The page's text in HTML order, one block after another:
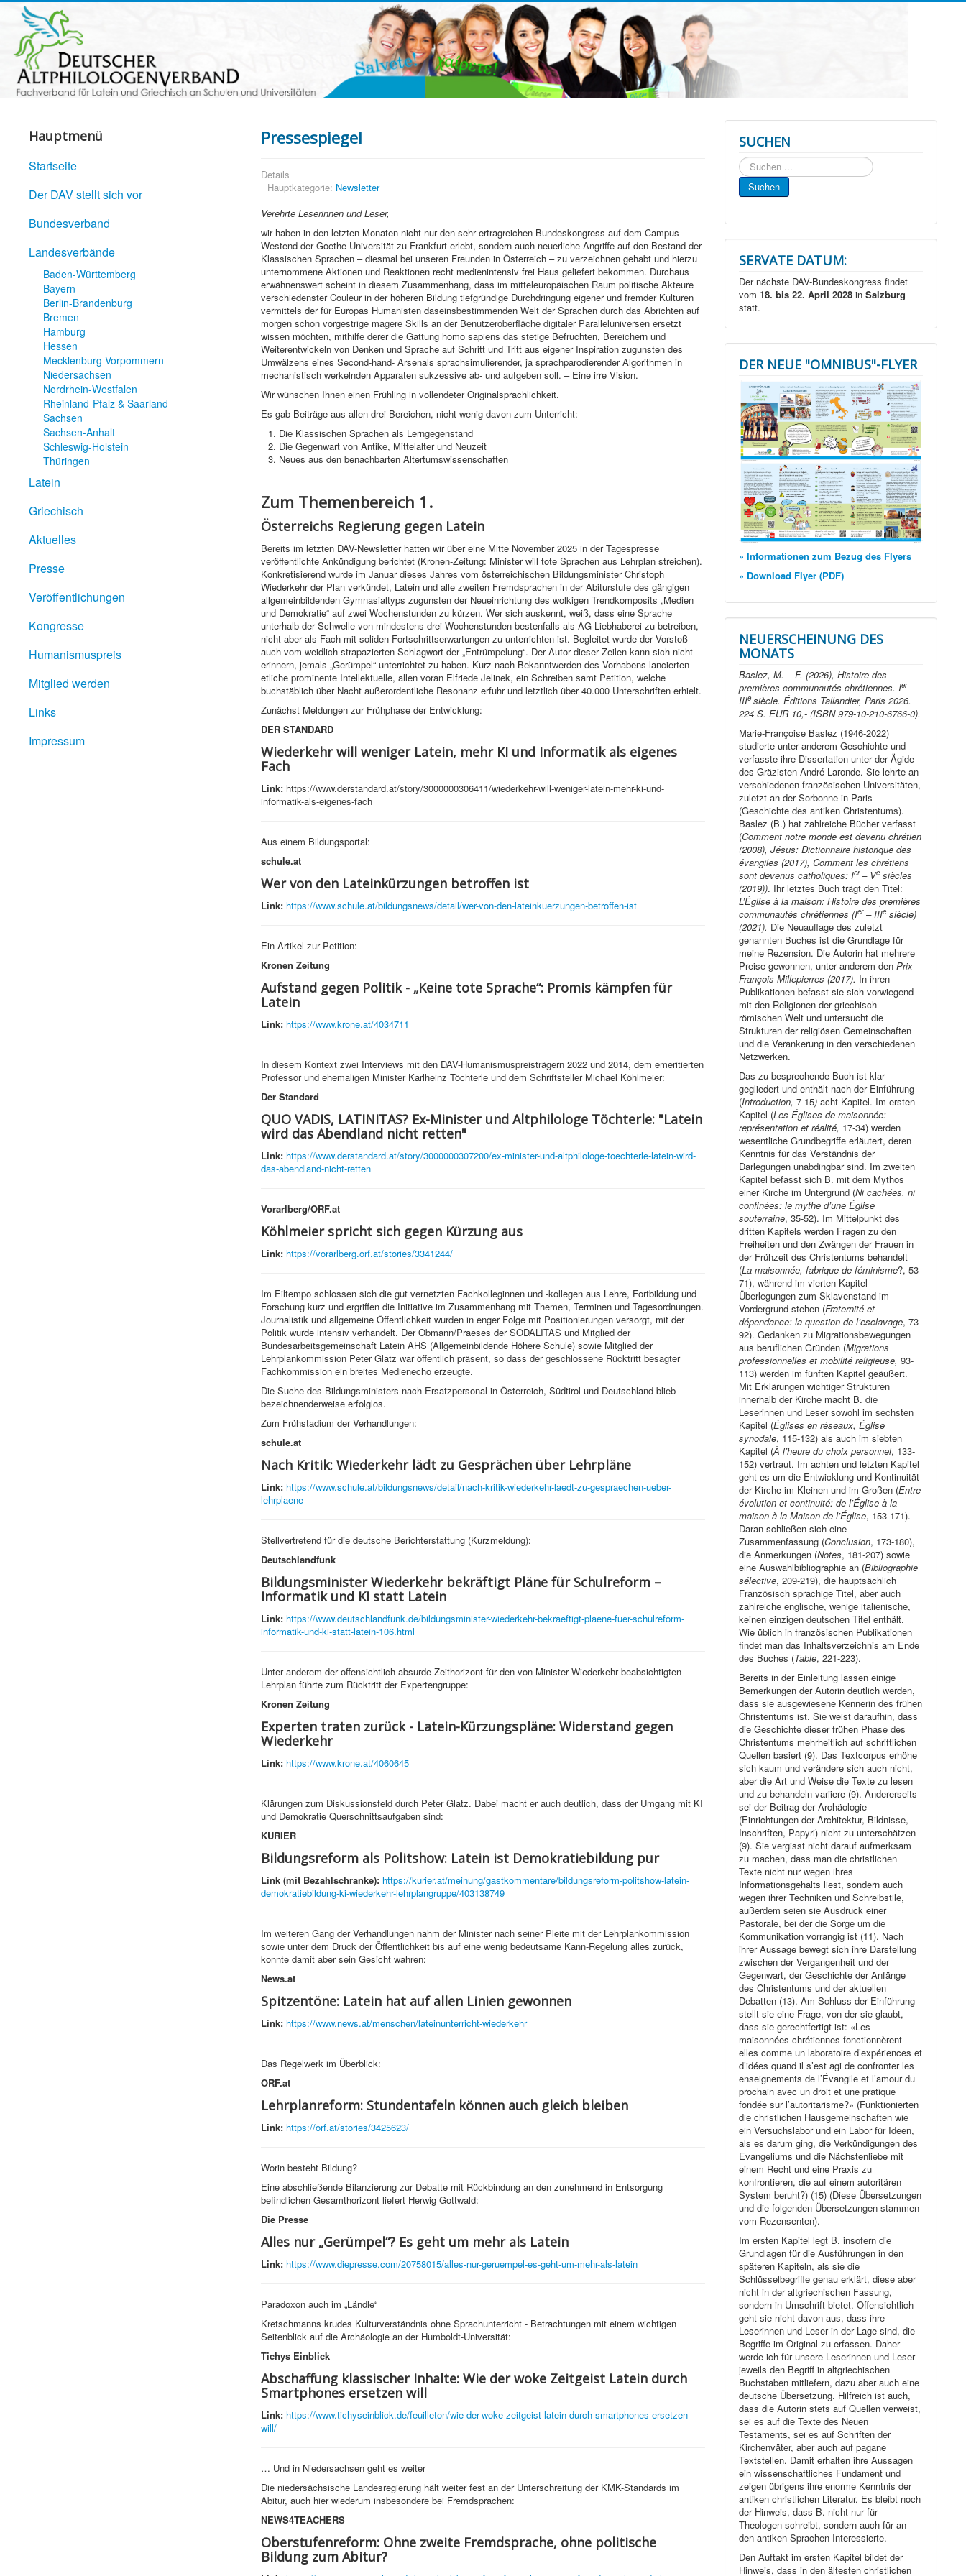
Hauptmenü
Startseite
Der DAV stellt sich vor
Bundesverband
Landesverbände
Baden-Württemberg
Bayern
Berlin-Brandenburg
Bremen
Hamburg
Hessen
Mecklenburg-Vorpommern
Niedersachsen
Nordrhein-Westfalen
Rheinland-Pfalz & Saarland
Sachsen
Sachsen-Anhalt
Schleswig-Holstein
Thüringen
Latein
Griechisch
Aktuelles
Presse
Veröffentlichungen
Kongresse
Humanismuspreis
Mitglied werden
Links
Impressum
Pressespiegel
Details
Hauptkategorie: Newsletter
Verehrte Leserinnen und Leser,
wir haben in den letzten Monaten nicht nur den sehr ertragreichen Bundeskongress auf dem Campus
Westend der Goethe-Universität zu Frankfurt erlebt, sondern auch neuerliche Angriffe auf den Bestand der
Klassischen Sprachen – diesmal bei unseren Freunden in Österreich – zu verzeichnen gehabt und hierzu
unternommene Aktionen und Reaktionen recht medienintensiv frei Haus geliefert bekommen. Durchaus
erwähnenswert scheint in diesem Zusammenhang, dass im mitteleuropäischen Raum politische Akteure
verschiedenster Couleur in der höheren Bildung tiefgründige Durchdringung eigener und fremder Kulturen
vermittels der für Europas Humanisten daseinsbestimmenden Welt der Sprachen durch das Abrichten auf
morgen schon vorgestrige magere Skills an der Benutzeroberfläche digitaler Paralleluniversen ersetzt
wissen möchten, mithilfe derer die Gattung homo sapiens das stetige Befruchten, Bereichern und
Weiterentwickeln von Denken und Sprache auf Schritt und Tritt aus eigener Inspiration zugunsten des
Umwälzens eines Second-hand- Arsenals sprachsimulierender, ja sprachparodierender Algorithmen in
mechanistisch werkelnden Apparaten sukzessive ab- und aufgeben soll. – Eine irre Vision.
Wir wünschen Ihnen einen Frühling in vollendeter Originalsprachlichkeit.
Es gab Beiträge aus allen drei Bereichen, nicht wenig davon zum Unterricht:
Die Klassischen Sprachen als Lerngegenstand
Die Gegenwart von Antike, Mittelalter und Neuzeit
Neues aus den benachbarten Altertumswissenschaften
Zum Themenbereich 1.
Österreichs Regierung gegen Latein
Bereits im letzten DAV-Newsletter hatten wir über eine Mitte November 2025 in der Tagespresse
veröffentlichte Ankündigung berichtet (Kronen-Zeitung: Minister will tote Sprachen aus Lehrplan streichen).
Konkretisierend wurde im Januar dieses Jahres vom österreichischen Bildungsminister Christoph
Wiederkehr der Plan verkündet, Latein und alle zweiten Fremdsprachen in der Abiturstufe des gängigen
allgemeinbildenden Gymnasialtyps zugunsten der Neueinrichtung des wolkigen Trendkomposits „Medien
und Demokratie“ auf zwei Wochenstunden zu kürzen. Wer sich auskennt, weiß, dass eine Sprache
unterhalb der Schwelle von mindestens drei Wochenstunden bestenfalls als AG-Liebhaberei zu betreiben,
nicht aber als Fach mit soliden Fortschrittserwartungen zu unterrichten ist. Begleitet wurde der Vorstoß
auch vom weidlich strapazierten Schlagwort der „Entrümpelung“. Der Autor dieser Zeilen kann sich nicht
erinnern, jemals „Gerümpel“ unterrichtet zu haben. Kurz nach Bekanntwerden des Vorhabens lancierten
etliche prominente Intellektuelle, allen voran Elfriede Jelinek, ein Schreiben samt Petition, welche
buchstäblich über Nacht außerordentliche Resonanz erfuhr und letztlich über 40.000 Unterschriften erhielt.
Zunächst Meldungen zur Frühphase der Entwicklung:
DER STANDARD
Wiederkehr will weniger Latein, mehr KI und Informatik als eigenes
Fach
Link:https://www.derstandard.at/story/3000000306411/wiederkehr-will-weniger-latein-mehr-ki-und-
informatik-als-eigenes-fach
Aus einem Bildungsportal:
schule.at
Wer von den Lateinkürzungen betroffen ist
Link: https://www.schule.at/bildungsnews/detail/wer-von-den-lateinkuerzungen-betroffen-ist
Ein Artikel zur Petition:
Kronen Zeitung
Aufstand gegen Politik - „Keine tote Sprache“: Promis kämpfen für
Latein
Link: https://www.krone.at/4034711
In diesem Kontext zwei Interviews mit den DAV-Humanismuspreisträgern 2022 und 2014, dem emeritierten
Professor und ehemaligen Minister Karlheinz Töchterle und dem Schriftsteller Michael Köhlmeier:
Der Standard
QUO VADIS, LATINITAS? Ex-Minister und Altphilologe Töchterle: "Latein
wird das Abendland nicht retten"
Link: https://www.derstandard.at/story/3000000307200/ex-minister-und-altphilologe-toechterle-latein-wird-
das-abendland-nicht-retten
Vorarlberg/ORF.at
Köhlmeier spricht sich gegen Kürzung aus
Link: https://vorarlberg.orf.at/stories/3341244/
Im Eiltempo schlossen sich die gut vernetzten Fachkolleginnen und -kollegen aus Lehre, Fortbildung und
Forschung kurz und ergriffen die Initiative im Zusammenhang mit Themen, Terminen und Tagesordnungen.
Journalistik und allgemeine Öffentlichkeit wurden in enger Folge mit Positionierungen versorgt, mit der
Politik wurde intensiv verhandelt. Der Obmann/Praeses der SODALITAS und Mitglied der
Bundesarbeitsgemeinschaft Latein AHS (Allgemeinbildende Höhere Schule) sowie Mitglied der
Lehrplankommission Peter Glatz war öffentlich präsent, so dass der geschlossene Rücktritt besagter
Fachkommission ein breites Medienecho erzeugte.
Die Suche des Bildungsministers nach Ersatzpersonal in Österreich, Südtirol und Deutschland blieb
bezeichnenderweise erfolglos.
Zum Frühstadium der Verhandlungen:
schule.at
Nach Kritik: Wiederkehr lädt zu Gesprächen über Lehrpläne
Link: https://www.schule.at/bildungsnews/detail/nach-kritik-wiederkehr-laedt-zu-gespraechen-ueber-
lehrplaene
Stellvertretend für die deutsche Berichterstattung (Kurzmeldung):
Deutschlandfunk
Bildungsminister Wiederkehr bekräftigt Pläne für Schulreform –
Informatik und KI statt Latein
Link: https://www.deutschlandfunk.de/bildungsminister-wiederkehr-bekraeftigt-plaene-fuer-schulreform-
informatik-und-ki-statt-latein-106.html
Unter anderem der offensichtlich absurde Zeithorizont für den von Minister Wiederkehr beabsichtigten
Lehrplan führte zum Rücktritt der Expertengruppe:
Kronen Zeitung
Experten traten zurück - Latein-Kürzungspläne: Widerstand gegen
Wiederkehr
Link: https://www.krone.at/4060645
Klärungen zum Diskussionsfeld durch Peter Glatz. Dabei macht er auch deutlich, dass der Umgang mit KI
und Demokratie Querschnittsaufgaben sind:
KURIER
Bildungsreform als Politshow: Latein ist Demokratiebildung pur
Link (mit Bezahlschranke): https://kurier.at/meinung/gastkommentare/bildungsreform-politshow-latein-
demokratiebildung-ki-wiederkehr-lehrplangruppe/403138749
Im weiteren Gang der Verhandlungen nahm der Minister nach seiner Pleite mit der Lehrplankommission
sowie unter dem Druck der Öffentlichkeit bis auf eine wenig bedeutsame Kann-Regelung alles zurück,
konnte damit aber sein Gesicht wahren:
News.at
Spitzentöne: Latein hat auf allen Linien gewonnen
Link: https://www.news.at/menschen/lateinunterricht-wiederkehr
Das Regelwerk im Überblick:
ORF.at
Lehrplanreform: Stundentafeln können auch gleich bleiben
Link: https://orf.at/stories/3425623/
Worin besteht Bildung?
Eine abschließende Bilanzierung zur Debatte mit Rückbindung an den zunehmend in Entsorgung
befindlichen Gesamthorizont liefert Herwig Gottwald:
Die Presse
Alles nur „Gerümpel“? Es geht um mehr als Latein
Link: https://www.diepresse.com/20758015/alles-nur-geruempel-es-geht-um-mehr-als-latein
Paradoxon auch im „Ländle“
Kretschmanns krudes Kulturverständnis ohne Sprachunterricht - Betrachtungen mit einem wichtigen
Seitenblick auf die Archäologie an der Humboldt-Universität:
Tichys Einblick
Abschaffung klassischer Inhalte: Wie der woke Zeitgeist Latein durch
Smartphones ersetzen will
Link: https://www.tichyseinblick.de/feuilleton/wie-der-woke-zeitgeist-latein-durch-smartphones-ersetzen-
will/
… Und in Niedersachsen geht es weiter
Die niedersächsische Landesregierung hält weiter fest an der Unterschreitung der KMK-Standards im
Abitur, auch hier wiederum insbesondere bei Fremdsprachen:
NEWS4TEACHERS
Oberstufenreform: Ohne zweite Fremdsprache, ohne politische
Bildung zum Abitur?
SUCHEN
Suchen
...
Suchen
SERVATE DATUM:
Der nächste DAV-Bundeskongress findet
vom18. bis 22. April 2028 inSalzburg
statt.
DER NEUE "OMNIBUS"-FLYER
» Informationen zum Bezug des Flyers
» Download Flyer (PDF)
NEUERSCHEINUNG DES
MONATS
Baslez, M. – F. (2026), Histoire des
premières communautés chrétiennes. Ier-
IIIe siècle. Éditions Tallandier, Paris 2026.
224 S. EUR 10,- (ISBN 979-10-210-6766-0).
Marie-Françoise Baslez (1946-2022)
studierte unter anderem Geschichte und
verfasste ihre Dissertation unter der Ägide
des Gräzisten André Laronde. Sie lehrte an
verschiedenen französischen Universitäten,
zuletzt an der Sorbonne in Paris
(Geschichte des antiken Christentums).
Baslez (B.) hat zahlreiche Bücher verfasst
(Comment notre monde est devenu chrétien
(2008), Jésus: Dictionnaire historique des
évangiles (2017), Comment les chrétiens
sont devenus catholiques: Ier– Ve siècles
(2019)). Ihr letztes Buch trägt den Titel:
L’Église à la maison: Histoire des premières
communautés chrétiennes (Ier– IIIe siècle)
(2021). Die Neuauflage des zuletzt
genannten Buches ist die Grundlage für
meine Rezension. Die Autorin hat mehrere
Preise gewonnen, unter anderem denPrix
François-Millepierres (2017). In ihren
Publikationen befasst sie sich vorwiegend
mit den Religionen der griechisch-
römischen Welt und untersucht die
Strukturen der religiösen Gemeinschaften
und die Verankerung in den verschiedenen
Netzwerken.
Das zu besprechende Buch ist klar
gegliedert und enthält nach der Einführung
(Introduction,7-15)acht Kapitel. Im ersten
Kapitel (Les Églises de maisonnée:
représentation et réalité, 17-34) werden
wesentliche Grundbegriffe erläutert, deren
Kenntnis für das Verständnis der
Darlegungen unabdingbar sind. Im zweiten
Kapitel befasst sich B. mit dem Mythos
einer Kirche im Untergrund (Ni cachées, ni
confinées: le mythe d’une Église
souterraine, 35-52). Im Mittelpunkt des
dritten Kapitels werden Fragen zu den
Freiheiten und den Zwängen der Frauen in
der Frühzeit des Christentums behandelt
(La maisonnée, fabrique de féminisme?, 53-
71), während im vierten Kapitel
Überlegungen zum Sklavenstand im
Vordergrund stehen (Fraternité et
dépendance: la question de l’esclavage, 73-
92). Gedanken zu Migrationsbewegungen
aus beruflichen Gründen (Migrations
professionnelles et mobilité religieuse,93-
113) werden im fünften Kapitel geäußert.
Mit Erklärungen wichtiger Strukturen
innerhalb der Kirche macht B. die
Leserinnen und Leser sowohl im sechsten
Kapitel (Églises en réseaux, Église
synodale, 115-132) als auch im siebten
Kapitel (À l’heure du choix personnel, 133-
152) vertraut. Im achten und letzten Kapitel
geht es um die Entwicklung und Kontinuität
der Kirche im Kleinen und im Großen (Entre
évolution et continuité: de l’Église à la
maison à la Maison de l’Église, 153-171).
Daran schließen sich eine
Zusammenfassung (Conclusion, 173-180),
die Anmerkungen (Notes, 181-207) sowie
eine Auswahlbibliographie an (Bibliographie
sélective, 209-219), die hauptsächlich
Französisch sprachige Titel, aber auch
zahlreiche englische, wenige italienische,
keinen einzigen deutschen Titel enthält.
Wie üblich in französischen Publikationen
findet man das Inhaltsverzeichnis am Ende
des Buches (Table, 221-223).
Bereits in der Einleitung lassen einige
Bemerkungen der Autorin deutlich werden,
dass sie ausgewiesene Kennerin des frühen
Christentums ist. Sie weist daraufhin, dass
die Geschichte dieser frühen Phase des
Christentums mehrheitlich auf schriftlichen
Quellen basiert (9). Das Textcorpus erhöhe
sich kaum und verändere sich auch nicht,
aber die Art und Weise die Texte zu lesen
und zu behandeln variiere (9). Andererseits
sei der Beitrag der Archäologie
(Einrichtungen der Architektur, Bildnisse,
Inschriften, Papyri) nicht zu unterschätzen
(9). Sie vergisst nicht darauf aufmerksam
zu machen, dass man die christlichen
Texte nicht nur wegen ihres
Informationsgehalts liest, sondern auch
wegen ihrer Techniken und Schreibstile,
außerdem seien sie Ausdruck einer
Pastorale, bei der die Sorge um die
Kommunikation vorrangig ist (11). Nach
ihrer Aussage bewegt sich ihre Darstellung
zwischen der Vergangenheit und der
Gegenwart, der Geschichte der Anfänge
des Christentums und der aktuellen
Debatten (13). Am Schluss der Einführung
stellt sie eine Frage, von der sie glaubt,
dass sie gerechtfertigt ist: «Les
maisonnées chrétiennes fonctionnèrent-
elles comme un laboratoire d’expériences et
d’idées quand il s’est agi de confronter les
enseignements de l’Évangile et l’amour du
prochain avec un droit et une pratique
fondée sur l’autoritarisme?» (Funktionierten
die christlichen Hausgemeinschaften wie
ein Versuchslabor und ein Labor für Ideen,
als es darum ging, die Verkündigungen des
Evangeliums und die Nächstenliebe mit
einem Recht und eine Praxis zu
konfrontieren, die auf einem autoritären
System beruht?) (15) (Diese Übersetzungen
und die folgenden Übersetzungen stammen
vom Rezensenten).
Im ersten Kapitel legt B. insofern die
Grundlagen für die Ausführungen in den
späteren Kapiteln, als sie die
Schlüsselbegriffe genau erklärt, diese aber
nicht in der altgriechischen Fassung,
sondern in Umschrift bietet. Offensichtlich
geht sie nicht davon aus, dass ihre
Leserinnen und Leser in der Lage sind, die
Begriffe im Original zu erfassen. Daher
werde ich für unsere Leserinnen und Leser
jeweils den Begriff in altgriechischen
Buchstaben mitliefern, dazu aber auch eine
deutsche Übersetzung. Hilfreich ist auch,
dass die Autorin stets auf Quellen verweist,
sei es auf die Texte des Neuen
Testaments, sei es auf Schriften der
Kirchenväter, aber auch auf pagane
Textstellen. Damit erhalten ihre Aussagen
ein wissenschaftliches Fundament und
zeigen übrigens ihre enorme Kenntnis der
antiken christlichen Literatur. Es bleibt noch
der Hinweis, dass B. nicht nur für
Theologen schreibt, sondern auch für an
den antiken Sprachen Interessierte.
Den Auftakt im ersten Kapitel bildet der
Hinweis, dass in den ältesten christlichen